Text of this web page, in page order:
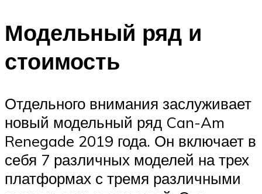
Модельный ряд и
стоимость
Отдельного внимания заслуживает
новый модельный ряд Can-Am
Renegade 2019 года. Он включает в
себя 7 различных моделей на трех
платформах с тремя различными